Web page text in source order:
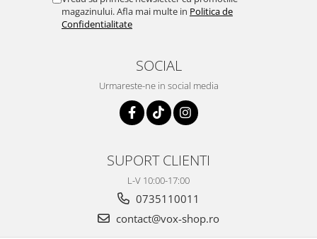
magazinului. Afla mai multe in Politica de
Confidentialitate
SOCIAL
Urmareste-ne in social media
SUPORT CLIENTI
L-V 10:00-17:00
0735110011
contact@vox-shop.ro